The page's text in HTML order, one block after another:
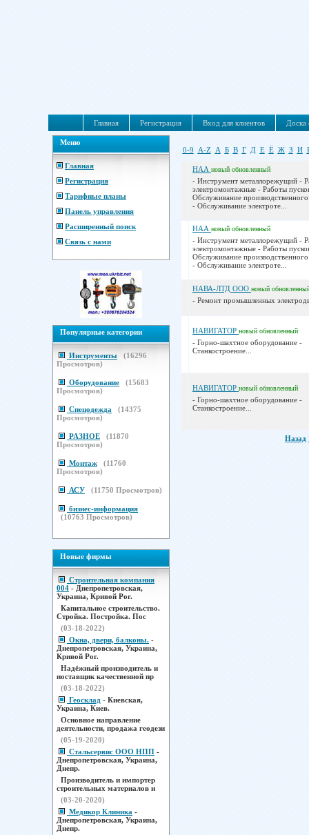
Главная Регистрация Вход для клиентов Доска
Меню
Главная
Регистрация
Тарифные планы
Панель управления
Расширенный поиск
Связь с нами
Популярные категории
Инструменты (16296
Просмотров)
Оборудование (15683
Просмотров)
Спецодежда (14375
Просмотров)
РАЗНОЕ (11870
Просмотров)
Монтаж (11760
Просмотров)
АСУ (11750 Просмотров)
бизнес-информация
(10763 Просмотров)
Новые фирмы
Строительная компания
004 - Днепропетровская,
Украина, Кривой Рог.
Капитальное строительство.
Стройка. Постройка. Пос
(03-18-2022)
Окна, двери, балконы. -
Днепропетровская, Украина,
Кривой Рог.
Надёжный производитель и
поставщик качественной пр
(03-18-2022)
Геосклад - Киевская,
Украина, Киев.
Основное направление
деятельности, продажа геодези
(05-19-2020)
Стальсервис ООО НПП -
Днепропетровская, Украина,
Днепр.
Производитель и импортер
строительных материалов и
(03-20-2020)
Медикор Клиника -
Днепропетровская, Украина,
Днепр.
0-9 A-Z А Б В Г Д Е Ё Ж З И
НАА новый обновленный
- Инструмент металлорежущий -
электромонтажные - Работы
Обслуживание
- Обслуживание электроте...
НАА новый обновленный
- Инструмент металлорежущий -
электромонтажные - Работы
Обслуживание
- Обслуживание электроте...
НАВА-ЛТД ООО новый
- Ремонт промышленных
НАВИГАТОР новый обновленный
- Горно-шахтное оборудование -
Станкостроение...
НАВИГАТОР новый обновленный
- Горно-шахтное оборудование -
Станкостроение...
Назад